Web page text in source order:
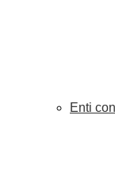
Enti